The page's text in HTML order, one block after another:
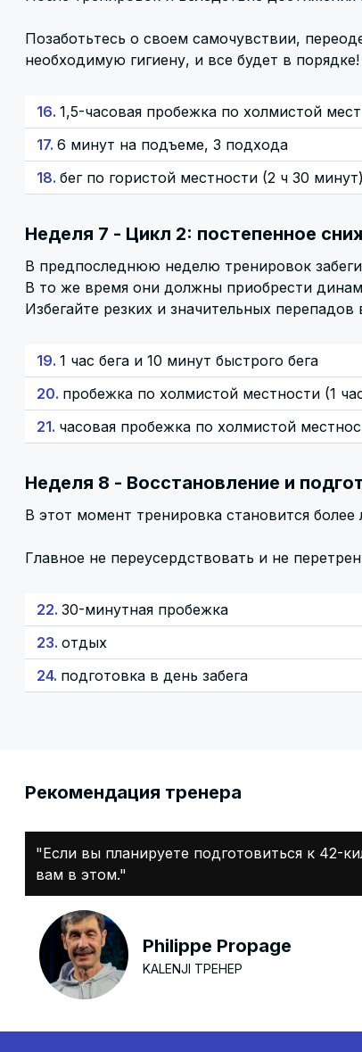
Позаботьтесь о своем самочувствии,
необходимую гигиену, и все будет в порядке!
16. 1,5-часовая пробежка по холмистой
17. 6 минут на подъеме, 3 подхода
18. бег по гористой местности (2 ч 30 минут)
Неделя 7 - Цикл 2: постепенное
В предпоследнюю неделю тренировок
В то же время они должны приобрести
Избегайте резких и значительных
19. 1 час бега и 10 минут быстрого бега
20. пробежка по холмистой местности (1
21. часовая пробежка по холмистой
Неделя 8 - Восстановление и
В этот момент тренировка становится
Главное не переусердствовать и не
22. 30-минутная пробежка
23. отдых
24. подготовка в день забега
Pекомендация тренера
"Если вы планируете подготовиться к 42-
вам в этом."
Philippe Propage
KALENJI ТРЕНЕР